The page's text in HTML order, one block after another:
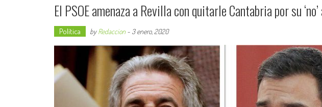
El PSOE amenaza a Revilla con quitarle Cantabria por su
Política byRedaccion - 3 enero, 2020